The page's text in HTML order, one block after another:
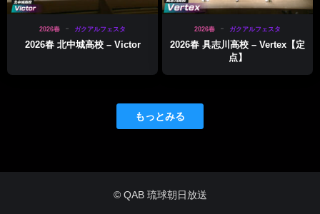
2026春 ガクアルフェスタ
2026春 北中城高校 – Victor
2026春 ガクアルフェスタ
2026春 具志川高校 – Vertex【定
点】
もっとみる
© QAB 琉球朝日放送